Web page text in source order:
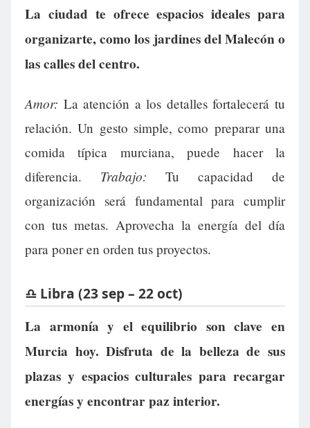
La ciudad te ofrece espacios ideales para
organizarte, como los jardines del Malecón o
las calles del centro.
Amor: La atención a los detalles fortalecerá tu
relación. Un gesto simple, como preparar una
comida típica murciana, puede hacer la
diferencia. Trabajo: Tu capacidad de
organización será fundamental para cumplir
con tus metas. Aprovecha la energía del día
para poner en orden tus proyectos.
♎ Libra (23 sep – 22 oct)
La armonía y el equilibrio son clave en
Murcia hoy. Disfruta de la belleza de sus
plazas y espacios culturales para recargar
energías y encontrar paz interior.